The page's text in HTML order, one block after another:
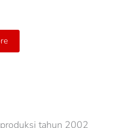
tahun 2002